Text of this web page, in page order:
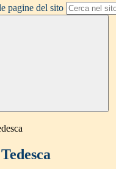
pagine del sito